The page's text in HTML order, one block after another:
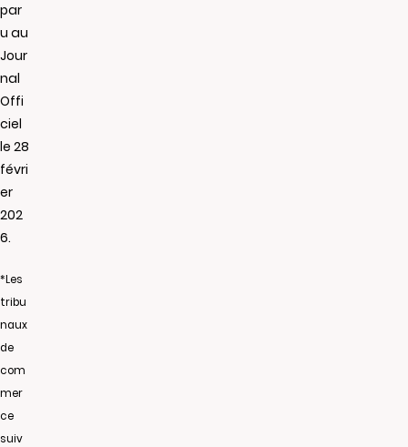
par
u au
Jour
nal
Offi
ciel
le 28
févri
er
202
6.
*Les
tribu
naux
de
com
mer
ce
suiv